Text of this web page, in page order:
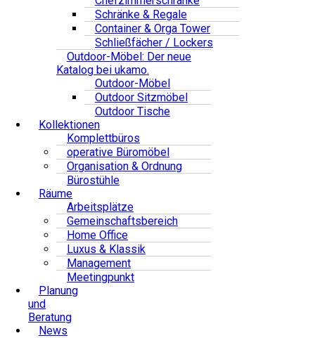
Schränke & Regale
Container & Orga Tower
Schließfächer / Lockers
Outdoor-Möbel: Der neue
Katalog bei ukamo.
Outdoor-Möbel
Outdoor Sitzmöbel
Outdoor Tische
Kollektionen
Komplettbüros
operative Büromöbel
Organisation & Ordnung
Bürostühle
Räume
Arbeitsplätze
Gemeinschaftsbereich
Home Office
Luxus & Klassik
Management
Meetingpunkt
Planung
und
Beratung
News